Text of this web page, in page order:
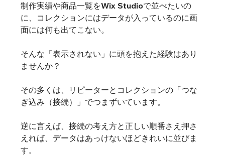
制作実績や商品一覧をWix Studioで並べたいの
に、コレクションにはデータが入っているのに画
面には何も出てこない。
そんな「表示されない」に頭を抱えた経験はあり
ませんか？
その多くは、リピーターとコレクションの「つな
ぎ込み（接続）」でつまずいています。
逆に言えば、接続の考え方と正しい順番さえ押さ
えれば、データはあっけないほどきれいに並びま
す。